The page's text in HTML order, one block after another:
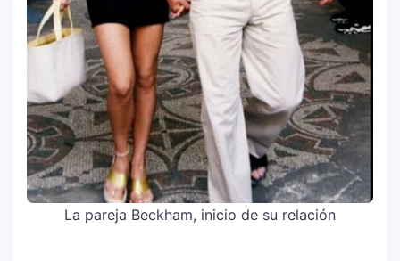
La pareja Beckham, inicio de su relación